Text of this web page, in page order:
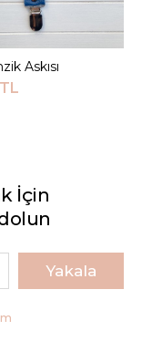
Ekle
Askısı
İçin
Yakala